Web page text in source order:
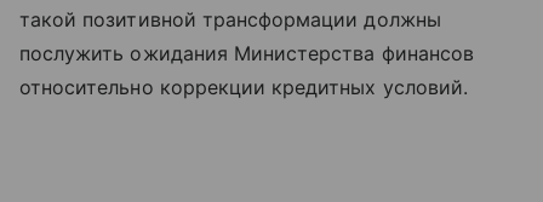
такой позитивной трансформации должны
послужить ожидания Министерства финансов
относительно коррекции кредитных условий.